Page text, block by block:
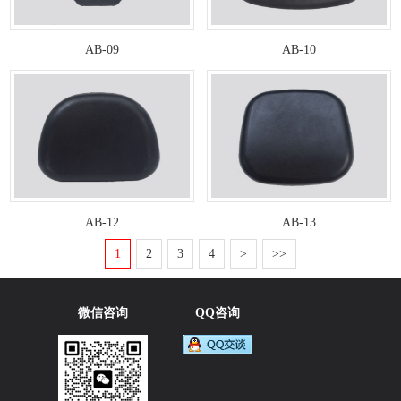
AB-09 AB-10
AB-12 AB-13
1 2 3 4 > >>
微信咨询 QQ咨询